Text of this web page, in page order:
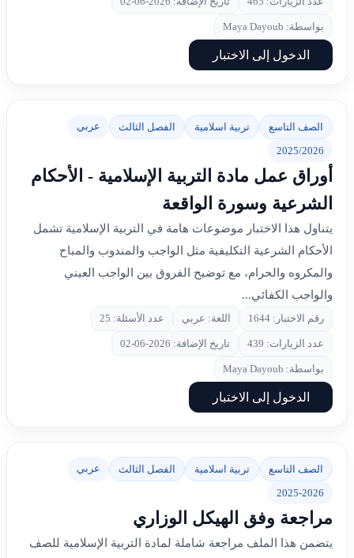
بواسطة: Maya Dayoub
الدخول إلى الاختبار
الصف التاسع تربية اسلامية الفصل الثالث عربي
2025/2026
أوراق عمل مادة التربية الإسلامية - الأحكام
الشرعية وسورة الواقعة
يتناول هذا الاختبار موضوعات هامة في التربية الإسلامية تشمل
الأحكام الشرعية التكليفية مثل الواجب والمندوب والمباح
والمكروه والحرام، مع توضيح الفروق بين الواجب العيني
والواجب الكفائي...
رقم الاختبار: 1644 اللغة: عربي عدد الأسئلة: 25
عدد الزيارات: 439 تاريخ الإضافة: 2026-06-02
بواسطة: Maya Dayoub
الدخول إلى الاختبار
الصف التاسع تربية اسلامية الفصل الثالث عربي
2025-2026
مراجعة وفق الهيكل الوزاري
يتضمن هذا الملف مراجعة شاملة لمادة التربية الإسلامية للصف